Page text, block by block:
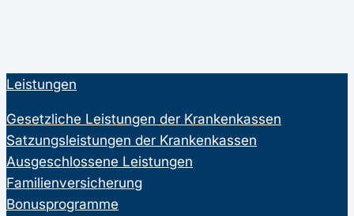
Leistungen
Gesetzliche Leistungen der Krankenkassen
Satzungsleistungen der Krankenkassen
Ausgeschlossene Leistungen
Familienversicherung
Bonusprogramme